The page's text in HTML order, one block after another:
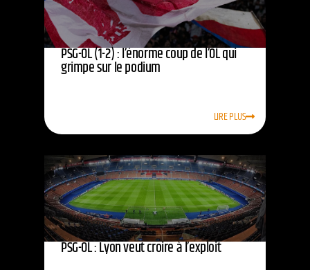
PSG-OL (1-2) : l’énorme coup de l’OL qui
grimpe sur le podium
LIRE PLUS
PSG-OL : Lyon veut croire à l’exploit